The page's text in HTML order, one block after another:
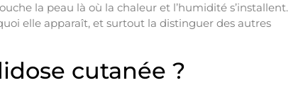
la peau là où la chaleur et l’humidité s’installent.
elle apparaît, et surtout la distinguer des autres
cutanée ?